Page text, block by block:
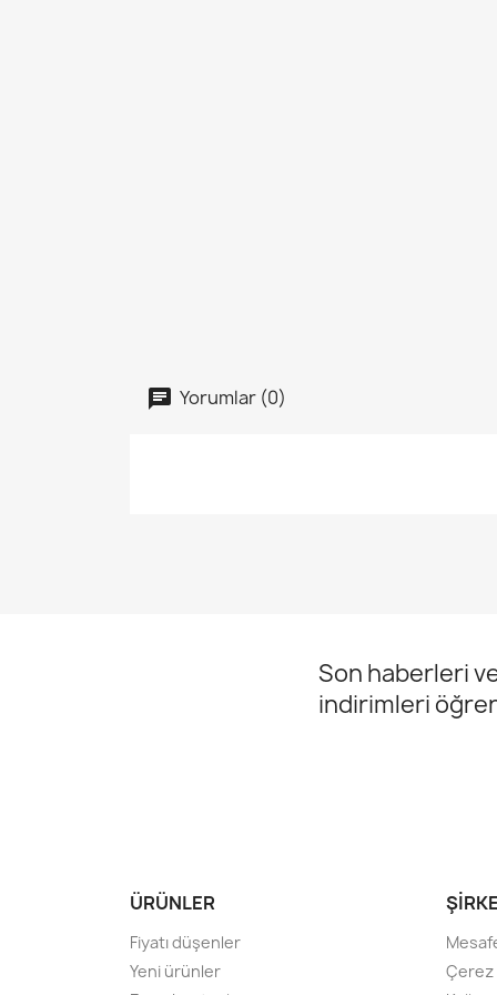
Yorumlar (0)
Son haberleri
indirimleri
ÜRÜNLER
Fiyatı düşenler
Yeni ürünler
Çerez